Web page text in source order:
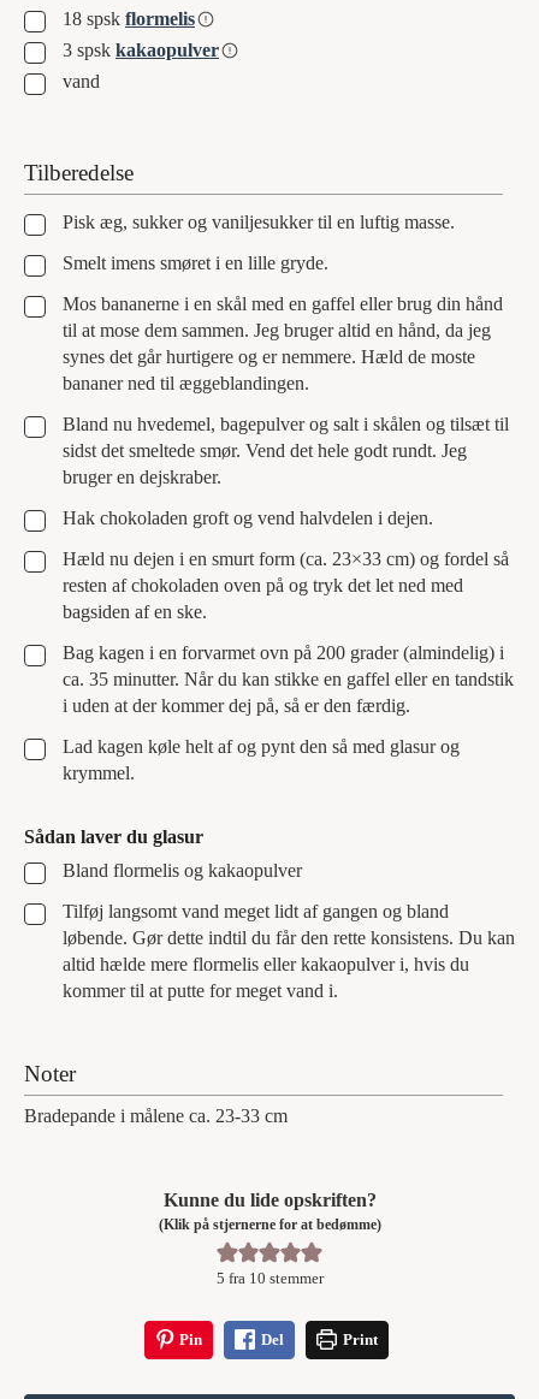
▢18 spsk flormelis
▢
3 spsk kakaopulver
▢
vand
Tilberedelse
▢
Pisk æg, sukker og vaniljesukker til en luftig masse.
▢
Smelt imens smøret i en lille gryde.
▢
Mos bananerne i en skål med en gaffel eller brug din hånd
til at mose dem sammen. Jeg bruger altid en hånd, da jeg
synes det går hurtigere og er nemmere. Hæld de moste
bananer ned til æggeblandingen.
▢
Bland nu hvedemel, bagepulver og salt i skålen og tilsæt til
sidst det smeltede smør. Vend det hele godt rundt. Jeg
bruger en dejskraber.
▢
Hak chokoladen groft og vend halvdelen i dejen.
▢
Hæld nu dejen i en smurt form (ca. 23×33 cm) og fordel så
resten af chokoladen oven på og tryk det let ned med
bagsiden af en ske.
▢
Bag kagen i en forvarmet ovn på 200 grader (almindelig) i
ca. 35 minutter. Når du kan stikke en gaffel eller en tandstik
i uden at der kommer dej på, så er den færdig.
▢
Lad kagen køle helt af og pynt den så med glasur og
krymmel.
Sådan laver du glasur
▢
Bland flormelis og kakaopulver
▢
Tilføj langsomt vand meget lidt af gangen og bland
løbende. Gør dette indtil du får den rette konsistens. Du kan
altid hælde mere flormelis eller kakaopulver i, hvis du
kommer til at putte for meget vand i.
Noter
Bradepande i målene ca. 23-33 cm
Kunne du lide opskriften?
(Klik på stjernerne for at bedømme)
5 fra 10 stemmer
Pin Del Print